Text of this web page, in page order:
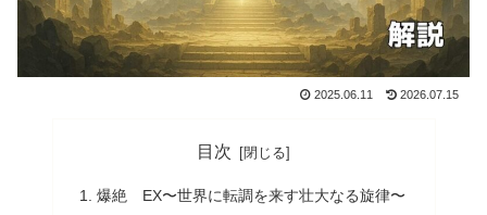
2025.06.11 2026.07.15
目次
爆絶 EX〜世界に転調を来す壮大なる旋律〜